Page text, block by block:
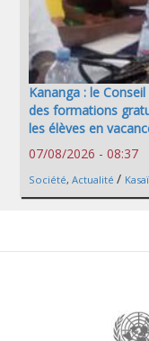
Kananga : le
des formations
les élèves en
07/08/2026 - 08:37
Société, Actualité /